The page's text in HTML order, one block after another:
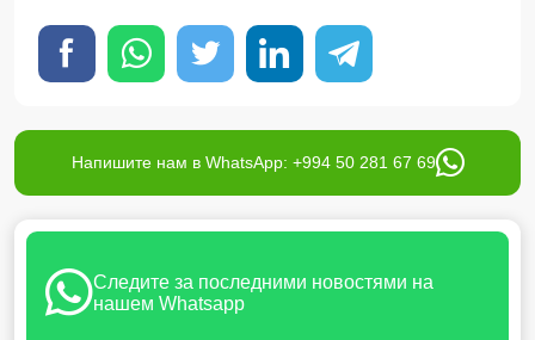
Напишите нам в WhatsApp: +994 50 281 67 69
Следите за последними новостями на
нашем Whatsapp